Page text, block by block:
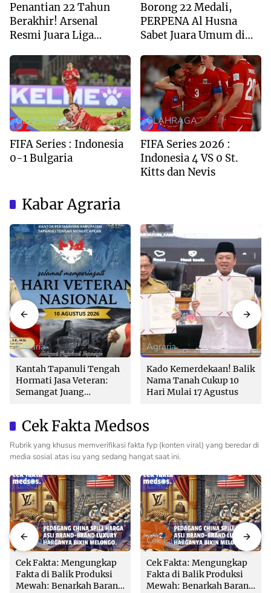
Penantian 22 Tahun
Berakhir! Arsenal
Resmi Juara Liga
Borong 22 Medali,
PERPENA Al Husna
Sabet Juara Umum di
Deli Serdang 2026
OLAHRAGA
FIFA Series : Indonesia
0-1 Bulgaria
OLAHRAGA
FIFA Series 2026 :
Indonesia 4 VS 0 St.
Kitts dan Nevis
Kabar Agraria
Agraria
Kantah Tapanuli Tengah
Hormati Jasa Veteran:
Semangat Juang
Agraria
Kado Kemerdekaan! Balik
Nama Tanah Cukup 10
Hari Mulai 17 Agustus
Cek Fakta Medsos
Rubrik yang khusus memverifikasi fakta fyp (konten viral) yang beredar di
media sosial atas isu yang sedang hangat saat ini.
Cek Fakta
Cek Fakta: Mengungkap
Fakta di Balik Produksi
Mewah: Benarkah Barang
Cek Fakta
Cek Fakta: Mengungkap
Fakta di Balik Produksi
Mewah: Benarkah Barang